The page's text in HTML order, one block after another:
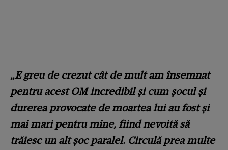
„E greu de crezut cât de mult am însemnat
pentru acest OM incredibil și cum șocul și
durerea provocate de moartea lui au fost și
mai mari pentru mine, fiind nevoită să
trăiesc un alt șoc paralel. Circulă prea multe